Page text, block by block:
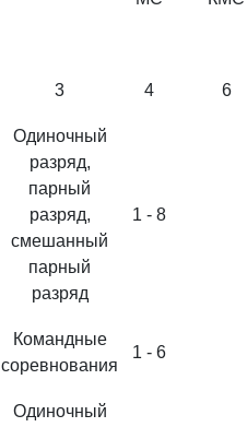
3 4 6
Одиночный
разряд,
парный
разряд,
смешанный
парный
разряд
1 - 8
Командные
соревнования
1 - 6
Одиночный